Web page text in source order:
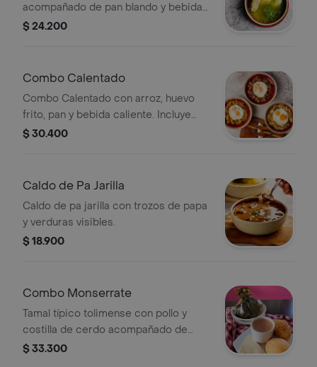
acompañado de pan blando y bebida
caliente.
$ 24.200
Combo Calentado
Combo Calentado con arroz, huevo
frito, pan y bebida caliente. Incluye
opciones de carne.
$ 30.400
Caldo de Pa Jarilla
Caldo de pa jarilla con trozos de papa
y verduras visibles.
$ 18.900
Combo Monserrate
Tamal típico tolimense con pollo y
costilla de cerdo acompañado de
chocolate, almojábana, pan blandito,
$ 33.300